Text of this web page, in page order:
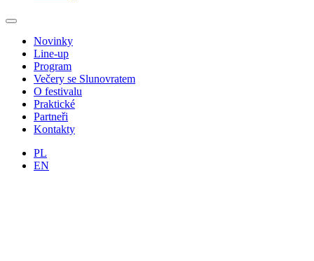
Novinky
Line-up
Program
Večery se Slunovratem
O festivalu
Praktické
Partneři
Kontakty
PL
EN